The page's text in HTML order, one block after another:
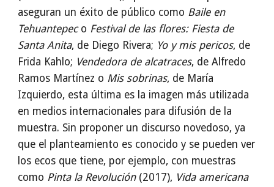
aseguran un éxito de público como Baile en
Tehuantepeco Festival de las flores: Fiesta de
Santa Anita, de Diego Rivera; Yo y mis pericos, de
Frida Kahlo; Vendedora de alcatraces, de Alfredo
Ramos Martínez o Mis sobrinas, de María
Izquierdo, esta última es la imagen más utilizada
en medios internacionales para difusión de la
muestra. Sin proponer un discurso novedoso, ya
que el planteamiento es conocido y se pueden ver
los ecos que tiene, por ejemplo, con muestras
como Pinta la Revolución(2017), Vida americana